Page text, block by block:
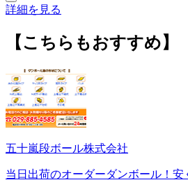
詳細を見る
【こちらもおすすめ】
五十嵐段ボール株式会社
当日出荷のオーダーダンボール！安